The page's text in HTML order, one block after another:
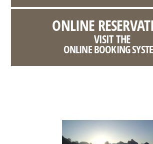
ONLINE
VISIT THE
ONLINE BOOKING